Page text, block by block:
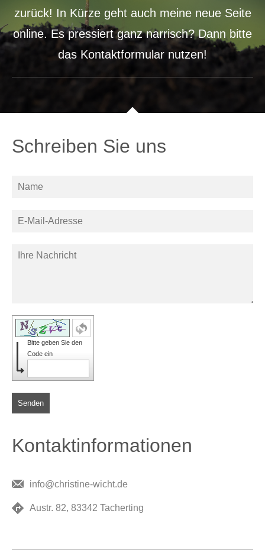
zurück! In Kürze geht auch meine neue Seite
online. Es pressiert ganz narrisch? Dann bitte
das Kontaktformular nutzen!
Schreiben Sie uns
Bitte geben Sie den
Code ein
Senden
Kontaktinformationen
info@christine-wicht.de
Austr. 82, 83342 Tacherting